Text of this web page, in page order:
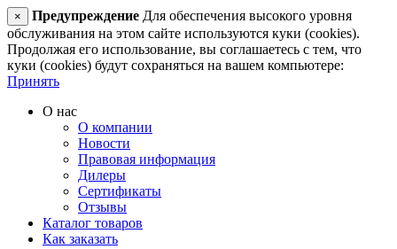
× Предупреждение Для обеспечения высокого уровня
обслуживания на этом сайте используются куки (cookies).
Продолжая его использование, вы соглашаетесь с тем, что
куки (cookies) будут сохраняться на вашем компьютере:
Принять
О нас
О компании
Новости
Правовая информация
Дилеры
Сертификаты
Отзывы
Каталог товаров
Как заказать